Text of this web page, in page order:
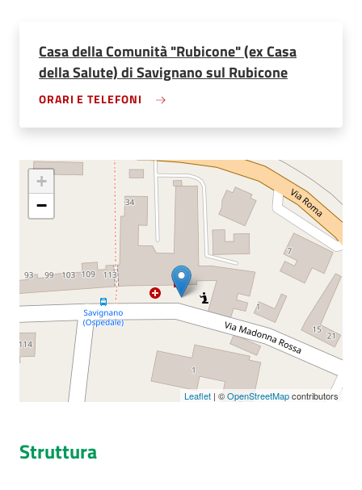
Dedicato
Concorsi
su
Casa della Comunità "Rubicone" (ex Casa
della Salute) di Savignano sul Rubicone
ORARI E TELEFONI
+
−
Leaflet | ©OpenStreetMapcontributors
Struttura